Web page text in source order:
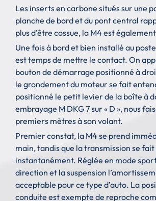
Les inserts en carbone situés sur une
planche de bord et du pont central
plus d’être cossue, la M4 est
Une fois à bord et bien installé au
est temps de mettre le contact. On
bouton de démarrage positionné à
le grondement du moteur se fait
positionné le petit levier de la boîte à
embrayage M DKG 7 sur « D », nous
premiers mètres à son volant.
Premier constat, la M4 se prend
main, tandis que la transmission se
instantanément. Réglée en mode
direction et la suspension
acceptable pour ce type d’auto. La
conduite est exempte de reproche